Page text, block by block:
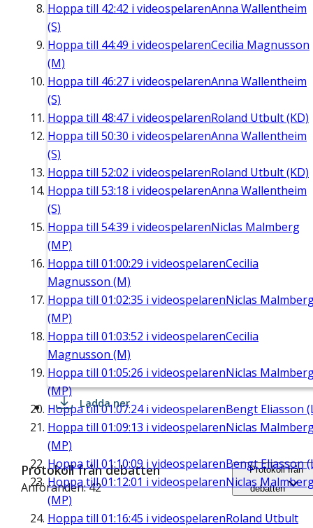
Hoppa till 42:42 i videospelarenAnna Wallentheim
(S)
Hoppa till 44:49 i videospelarenCecilia Magnusson
(M)
Hoppa till 46:27 i videospelarenAnna Wallentheim
(S)
Hoppa till 48:47 i videospelarenRoland Utbult (KD)
Hoppa till 50:30 i videospelarenAnna Wallentheim
(S)
Hoppa till 52:02 i videospelarenRoland Utbult (KD)
Hoppa till 53:18 i videospelarenAnna Wallentheim
(S)
Hoppa till 54:39 i videospelarenNiclas Malmberg
(MP)
Hoppa till 01:00:29 i videospelarenCecilia
Magnusson (M)
Hoppa till 01:02:35 i videospelarenNiclas
(MP)
Hoppa till 01:03:52 i videospelarenCecilia
Magnusson (M)
Hoppa till 01:05:26 i videospelarenNiclas
(MP)
Hoppa till01:07:24i videospelarenBengt Eliasson
Hoppa till 01:09:13 i videospelarenNiclas
(MP)
Hoppa till 01:10:09 i videospelarenBengt Eliasson
Hoppa till01:12:01 i videospelarenNiclas
(MP)
Hoppa till 01:16:45 i videospelarenRoland Utbult
Ladda ner
Protokoll från debatten
Anföranden: 42
Protokoll från
debatten